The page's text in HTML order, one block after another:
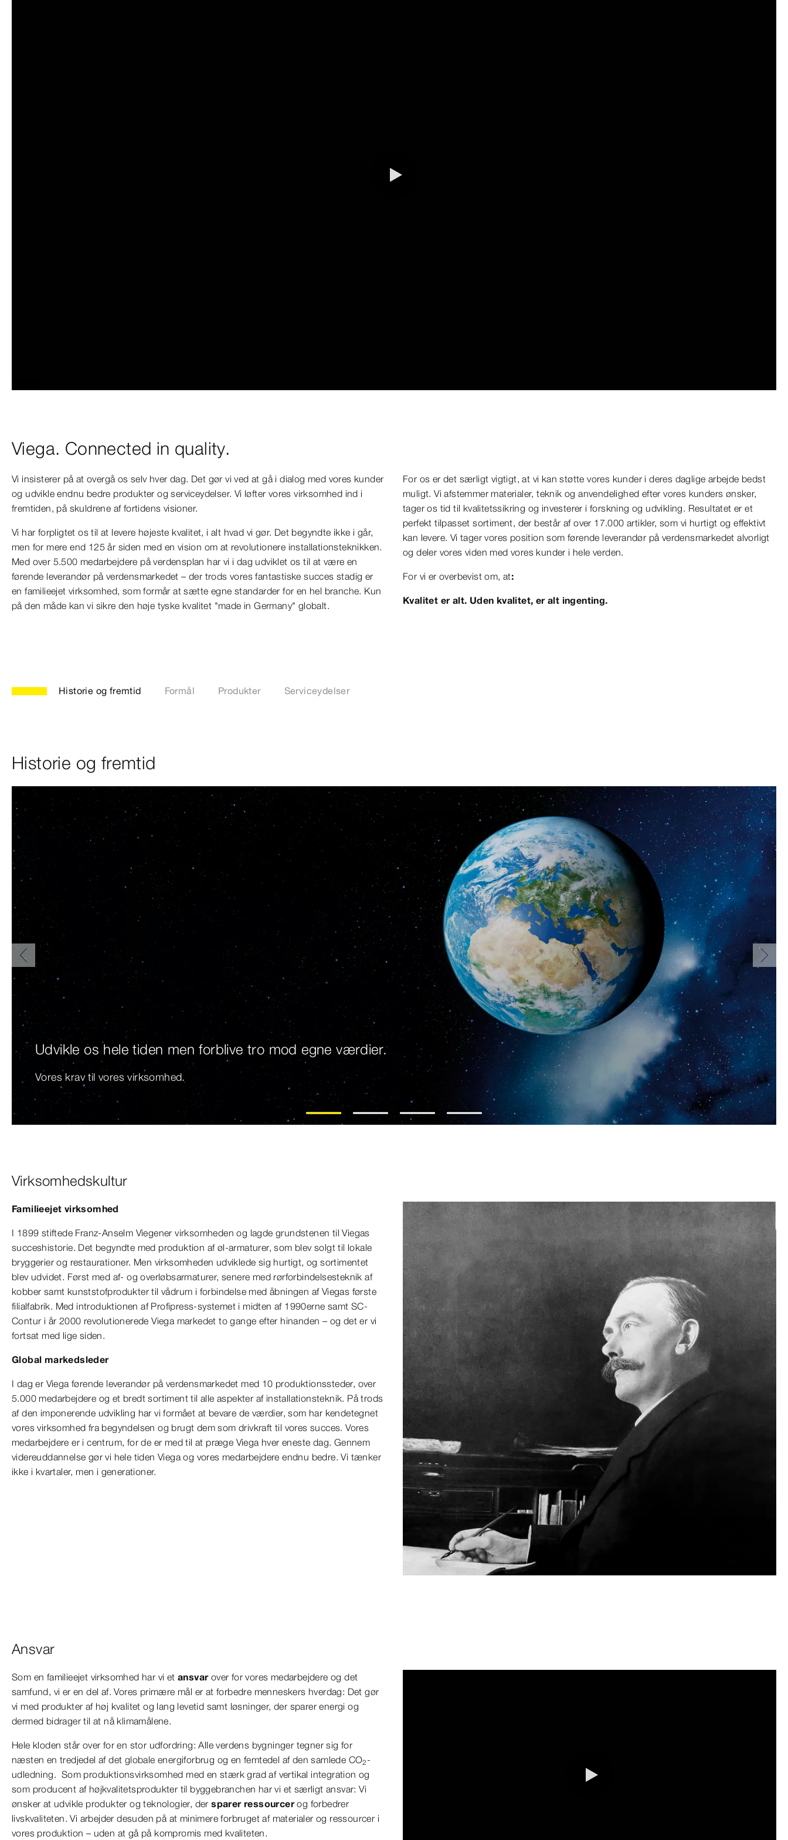
Viega. Connected in quality.
Vi insisterer på at overgå os selv hver dag. Det gør vi ved at gå i dialog med vores kunder
og udvikle endnu bedre produkter og serviceydelser. Vi løfter vores virksomhed ind i
fremtiden, på skuldrene af fortidens visioner.
Vi har forpligtet os til at levere højeste kvalitet, i alt hvad vi gør. Det begyndte ikke i går,
men for mere end 125 år siden med en vision om at revolutionere installationsteknikken.
Med over 5.500 medarbejdere på verdensplan har vi i dag udviklet os til at være en
førende leverandør på verdensmarkedet – der trods vores fantastiske succes stadig er
en familieejet virksomhed, som formår at sætte egne standarder for en hel branche. Kun
på den måde kan vi sikre den høje tyske kvalitet "made in Germany" globalt.
For os er det særligt vigtigt, at vi kan støtte vores kunder i deres daglige arbejde bedst
muligt. Vi afstemmer materialer, teknik og anvendelighed efter vores kunders ønsker,
tager os tid til kvalitetssikring og investerer i forskning og udvikling. Resultatet er et
perfekt tilpasset sortiment, der består af over 17.000 artikler, som vi hurtigt og effektivt
kan levere. Vi tager vores position som førende leverandør på verdensmarkedet alvorligt
og deler vores viden med vores kunder i hele verden.
For vi er overbevist om, at:
Kvalitet er alt. Uden kvalitet, er alt ingenting.
Historie og fremtid Formål Produkter Serviceydelser
Historie og fremtid
Udvikle os hele tiden men forblive tro mod egne værdier.
Vores krav til vores virksomhed.
1 2 3 4
Virksomhedskultur
Familieejet virksomhed
I 1899 stiftede Franz-Anselm Viegener virksomheden og lagde grundstenen til Viegas
succeshistorie. Det begyndte med produktion af øl-armaturer, som blev solgt til lokale
bryggerier og restaurationer. Men virksomheden udviklede sig hurtigt, og sortimentet
blev udvidet. Først med af- og overløbsarmaturer, senere med rørforbindelsesteknik af
kobber samt kunststofprodukter til vådrum i forbindelse med åbningen af Viegas første
filialfabrik. Med introduktionen af Profipress-systemet i midten af 1990erne samt SC-
Contur i år 2000 revolutionerede Viega markedet to gange efter hinanden – og det er vi
fortsat med lige siden.
Global markedsleder
I dag er Viega førende leverandør på verdensmarkedet med 10 produktionssteder, over
5.000 medarbejdere og et bredt sortiment til alle aspekter af installationsteknik. På trods
af den imponerende udvikling har vi formået at bevare de værdier, som har kendetegnet
vores virksomhed fra begyndelsen og brugt dem som drivkraft til vores succes. Vores
medarbejdere er i centrum, for de er med til at præge Viega hver eneste dag. Gennem
videreuddannelse gør vi hele tiden Viega og vores medarbejdere endnu bedre. Vi tænker
ikke i kvartaler, men i generationer.
Ansvar
Som en familieejet virksomhed har vi et ansvarover for vores medarbejdere og det
samfund, vi er en del af. Vores primære mål er at forbedre menneskers hverdag: Det gør
vi med produkter af høj kvalitet og lang levetid samt løsninger, der sparer energi og
dermed bidrager til at nå klimamålene.
Hele kloden står over for en stor udfordring: Alle verdens bygninger tegner sig for
næsten en tredjedel af det globale energiforbrug og en femtedel af den samlede CO2 -
udledning. Som produktionsvirksomhed med en stærk grad af vertikal integration og
som producent af højkvalitetsprodukter til byggebranchen har vi et særligt ansvar: Vi
ønsker at udvikle produkter og teknologier, dersparer ressourcerog forbedrer
livskvaliteten. Vi arbejder desuden på at minimere forbruget af materialer og ressourcer i
vores produktion – uden at gå på kompromis med kvaliteten.